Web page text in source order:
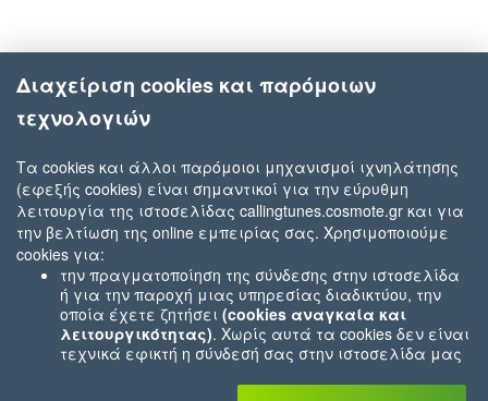
Διαχείριση cookies και παρόμοιων
τεχνολογιών
Τα cookies και άλλοι παρόμοιοι μηχανισμοί ιχνηλάτησης
(εφεξής cookies) είναι σημαντικοί για την εύρυθμη
λειτουργία της ιστοσελίδας callingtunes.cosmote.gr και για
την βελτίωση της online εμπειρίας σας. Χρησιμοποιούμε
cookies για:
την πραγματοποίηση της σύνδεσης στην ιστοσελίδα
ή για την παροχή μιας υπηρεσίας διαδικτύου, την
οποία έχετε ζητήσει (cookies αναγκαία και
λειτουργικότητας). Χωρίς αυτά τα cookies δεν είναι
τεχνικά εφικτή η σύνδεσή σας στην ιστοσελίδα μας
που εσείς μας ζητήσατε (π.χ.cookies που αφορούν